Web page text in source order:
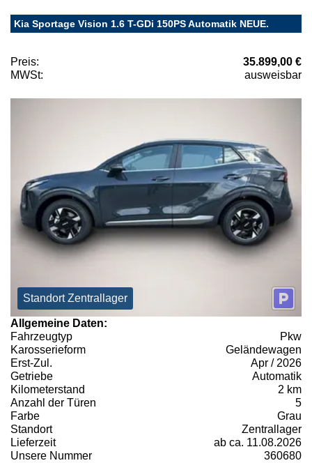
Kia Sportage Vision 1.6 T-GDi 150PS Automatik NEUE.
Preis:
35.899,00 €
MWSt:
ausweisbar
Standort Zentrallager
Allgemeine Daten:
Fahrzeugtyp
Pkw
Karosserieform
Geländewagen
Erst-Zul.
Apr / 2026
Getriebe
Automatik
Kilometerstand
2 km
Anzahl der Türen
5
Farbe
Grau
Standort
Zentrallager
Lieferzeit
ab ca. 11.08.2026
Unsere Nummer
360680